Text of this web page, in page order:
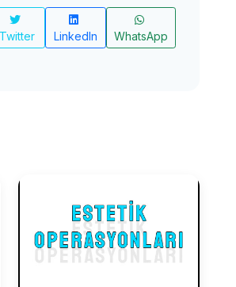
Twitter LinkedIn WhatsApp